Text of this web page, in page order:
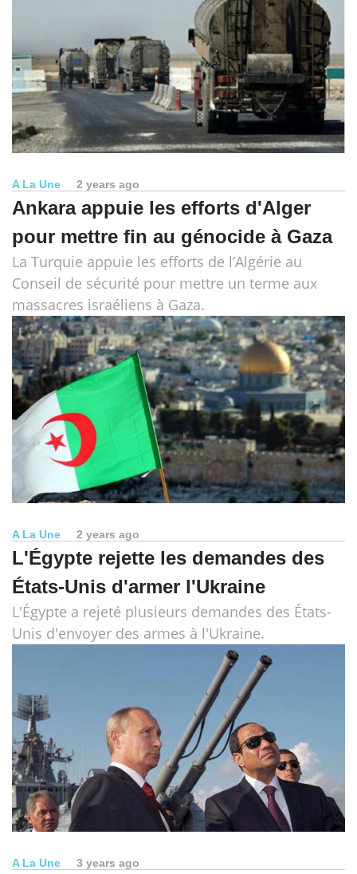
A La Une 2 years ago
Ankara appuie les efforts d'Alger
pour mettre fin au génocide à Gaza
La Turquie appuie les efforts de l’Algérie au
Conseil de sécurité pour mettre un terme aux
massacres israéliens à Gaza.
A La Une 2 years ago
L'Égypte rejette les demandes des
États-Unis d'armer l'Ukraine
L'Égypte a rejeté plusieurs demandes des États-
Unis d'envoyer des armes à l'Ukraine.
A La Une 3 years ago